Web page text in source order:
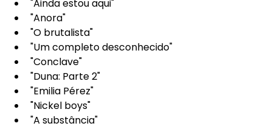
"Ainda estou aqui"
"Anora"
"O brutalista"
"Um completo desconhecido"
"Conclave"
"Duna: Parte 2"
"Emilia Pérez"
"Nickel boys"
"A substância"